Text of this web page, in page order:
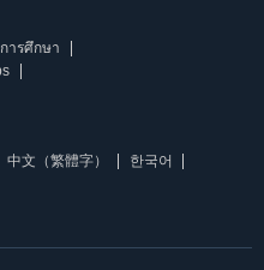
ารศึกษา
中文（繁體字）
한국어